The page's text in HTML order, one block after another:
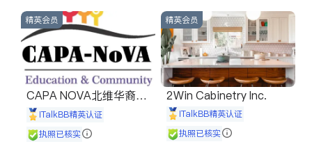
建筑合同、刑事案件全包办
信托/遗嘱
商业
索赔
律师-其它 保释
精英会员
CAPA NOVA北维华裔家
长会iTalkBB精英认证
执照已核实
精英会员
2Win Cabinetry Inc.
iTalkBB精英认证
执照已核实